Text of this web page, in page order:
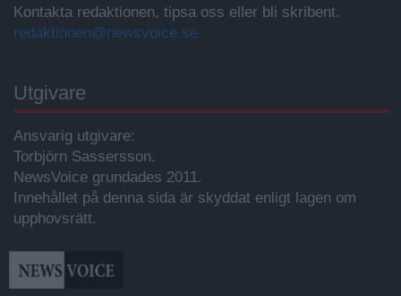
Kontakta redaktionen, tipsa oss eller bli skribent.
redaktionen@newsvoice.se
Utgivare
Ansvarig utgivare:
Torbjörn Sassersson.
NewsVoice grundades 2011.
Innehållet på denna sida är skyddat enligt lagen om
upphovsrätt.